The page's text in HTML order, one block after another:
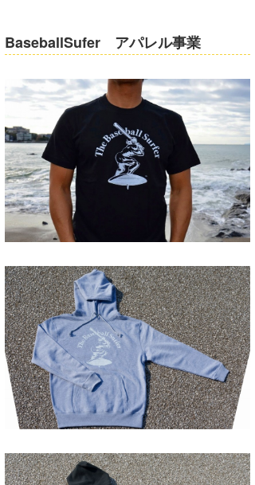
BaseballSufer アパレル事業
mitsuteru Kamio
Yasunari Inoue
Yoshiyuki Obata
arukasvision
DELTA FORCE SURF
CBA Films
熊谷素子
SURFMEDIA
Colors MAGAZINE
WAVAL
波伝説アンバサダー/プロライダー
福島寿実子
中浦“JET”章
嵯峨明日香
進士剛光
田原啓江
植村未来
NOBUFUKU
大野”MAR”修聖
喜納海人
波伝説スタッフ
☆加藤
+☆maki☆+
Aichan
chan-U
ECE
G◎Da
H
KID
KOBU
KY
mitz
波伝説